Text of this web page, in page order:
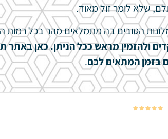
שלא לומר זול מאוד.
הטובים בה מתמלאים מהר בכל רמות
ולהזמין מראש ככל הניתן.כאן באתר
בזמן המתאים לכם.




